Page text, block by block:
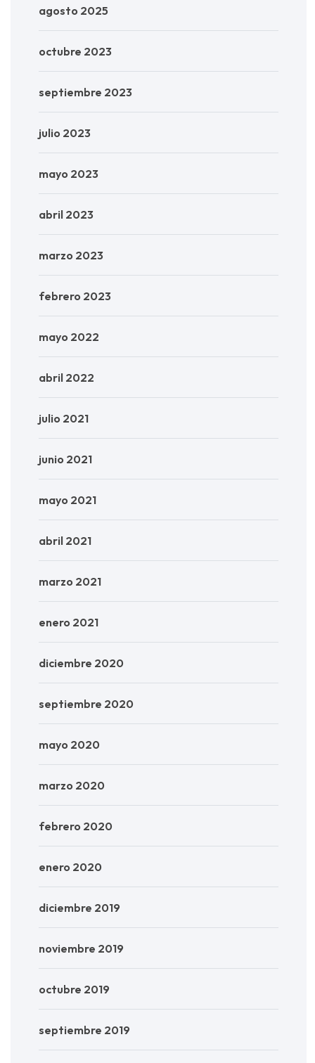
agosto 2025
octubre 2023
septiembre 2023
julio 2023
mayo 2023
abril 2023
marzo 2023
febrero 2023
mayo 2022
abril 2022
julio 2021
junio 2021
mayo 2021
abril 2021
marzo 2021
enero 2021
diciembre 2020
septiembre 2020
mayo 2020
marzo 2020
febrero 2020
enero 2020
diciembre 2019
noviembre 2019
octubre 2019
septiembre 2019